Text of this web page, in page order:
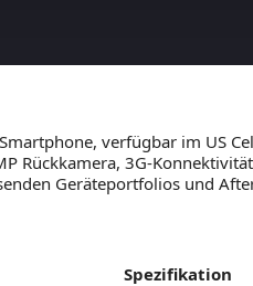
verfügbar im US
Rückkamera, 3G-
Geräteportfolios und
Spezifikation